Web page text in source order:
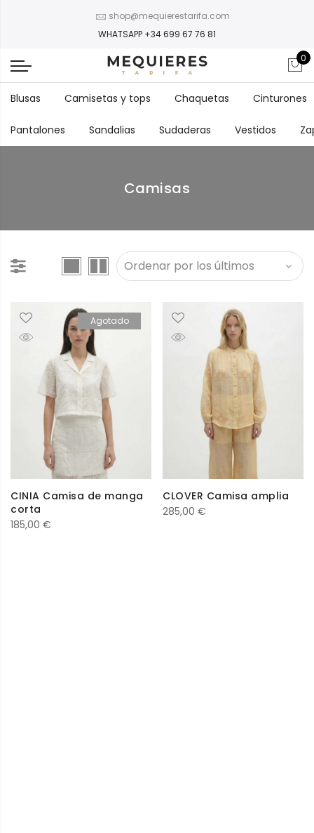
shop@mequierestarifa.com
WHATSAPP +34 699 67 76 81
0
Blusas Camisetas y tops Chaquetas Cinturones
Pantalones Sandalias Sudaderas Vestidos
Camisas
Agotado
CINIA Camisa de manga
corta
185,00 €
CLOVER Camisa amplia
285,00 €